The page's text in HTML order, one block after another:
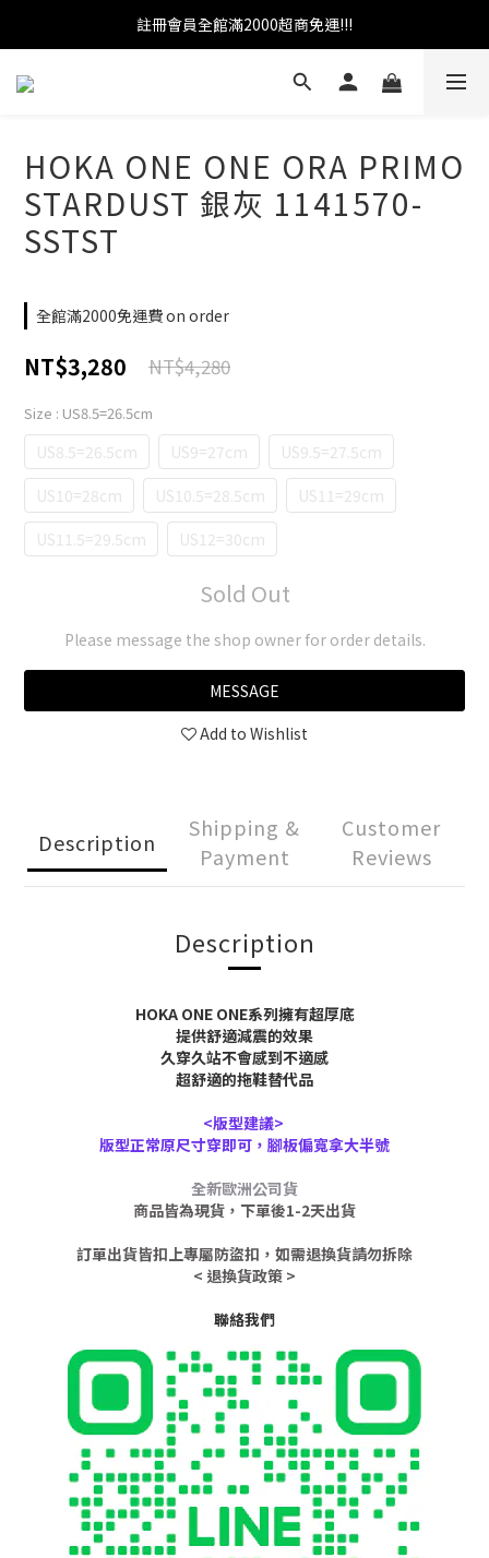
官網加入會員即贈100元購物金
註冊會員全館滿2000超商免運!!!
官網加入會員即贈100元購物金
HOKA ONE ONE ORA PRIMO
STARDUST 銀灰 1141570-
SSTST
全館滿2000免運費 on order
NT$3,280 NT$4,280
Size : US8.5=26.5cm
US8.5=26.5cm US9=27cm
US9.5=27.5cm
US10=28cm
US10.5=28.5cm
US11=29cm
US11.5=29.5cm
US12=30cm
Sold Out
Please message the shop owner for order details.
MESSAGE
Add to Wishlist
Description
Shipping &
Payment
Customer
Reviews
Description
HOKA ONE ONE系列擁有超厚底
提供舒適減震的效果
久穿久站不會感到不適感
超舒適的拖鞋替代品
<版型建議>
版型正常原尺寸穿即可，腳板偏寬拿大半號
全新歐洲公司貨
商品皆為現貨，下單後1-2天出貨
訂單出貨皆扣上專屬防盜扣，如需退換貨請勿拆除
< 退換貨政策 >
聯絡我們